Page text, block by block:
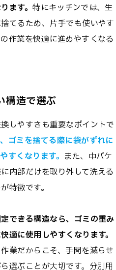
ます。特にキッチンでは、生
てるため、片手でも使いやす
作業を快適に進めやすくなる
構造で選ぶ
しやすさも重要なポイントで
ゴミを捨てる際に袋がずれに
すくなります。 また、中バケ
内部だけを取り外して洗える
特徴です。
できる構造なら、ゴミの重み
適に使用しやすくなります。
業だからこそ、手間を減らせ
選ぶことが大切です。分別用